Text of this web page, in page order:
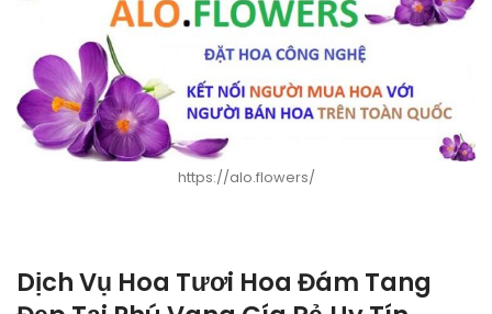
https://alo.flowers/
Dịch Vụ Hoa Tươi Hoa Đám Tang